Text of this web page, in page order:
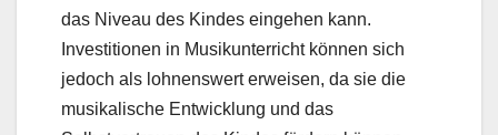
das Niveau des Kindes eingehen kann.
Investitionen in Musikunterricht können sich
jedoch als lohnenswert erweisen, da sie die
musikalische Entwicklung und das